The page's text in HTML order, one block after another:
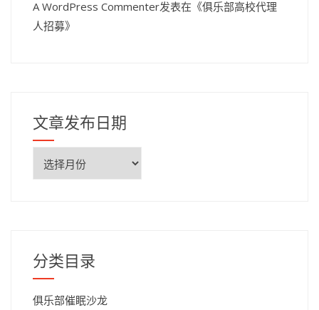
A WordPress Commenter发表在《俱乐部高校代理
人招募》
文章发布日期
期
分类目录
俱乐部催眠沙龙